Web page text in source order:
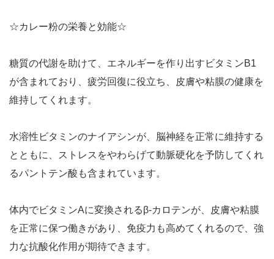
☆カレー粉の栄養と効能☆
糖質の代謝を助けて、エネルギーを作り出すビタミンB1
が含まれており、疲労回復に役立ち、皮膚や粘膜の健康を
維持してくれます。
水溶性ビタミンのナイアシンが、脳神経を正常に維持する
とともに、ストレスをやわらげて動脈硬化を予防してくれ
るパントテン酸も含まれています。
体内でビタミンAに変換されるβ-カロテンが、皮膚や粘膜
を正常に保つ働きがあり、免疫力も高めてくれるので、強
力な抗酸化作用が期待できます。